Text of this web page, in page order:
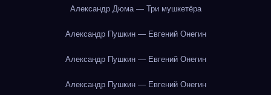
Александр Дюма — Три мушкетёра
Александр Пушкин — Евгений Онегин
Александр Пушкин — Евгений Онегин
Александр Пушкин — Евгений Онегин